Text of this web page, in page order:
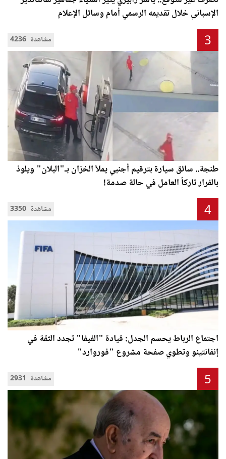
الإسباني خلال تقديمه الرسمي أمام وسائل الإعلام
4236 مشاهدة 3
طنجة.. سائق سيارة بترقيم أجنبي يملأ الخزان بـ"البلان" ويلوذ
بالفرار تاركاً العامل في حالة صدمة!
3350 مشاهدة 4
اجتماع الرباط يحسم الجدل: قيادة "الفيفا" تجدد الثقة في
إنفانتينو وتطوي صفحة مشروع "فوروارد"
2931 مشاهدة 5